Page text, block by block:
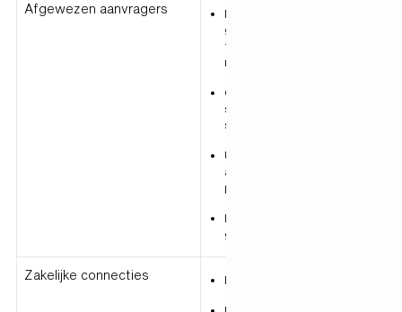
Afgewezen aanvragers
Naam, adres, woonplaats,
geboortedatum,
telefoonnummer, e-
mailadres
Curriculum vitae (CV),
sollicitatiebrief, verslag van
sollicitatiegesprek
Uitslag van de online
assessment
psychologische test
Referenties en
getuigenissen
Zakelijke connecties Bedrijf en adres